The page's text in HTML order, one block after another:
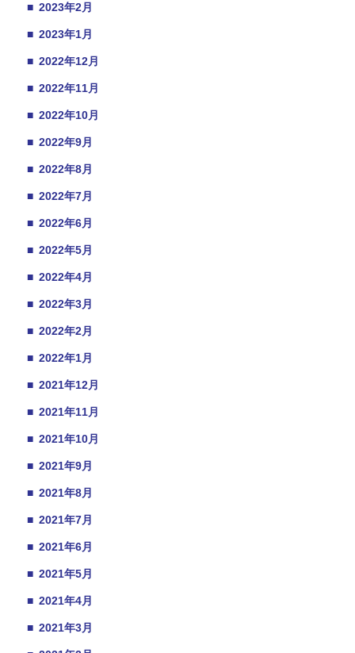
■ 2023年2月
■ 2023年1月
■ 2022年12月
■ 2022年11月
■ 2022年10月
■ 2022年9月
■ 2022年8月
■ 2022年7月
■ 2022年6月
■ 2022年5月
■ 2022年4月
■ 2022年3月
■ 2022年2月
■ 2022年1月
■ 2021年12月
■ 2021年11月
■ 2021年10月
■ 2021年9月
■ 2021年8月
■ 2021年7月
■ 2021年6月
■ 2021年5月
■ 2021年4月
■ 2021年3月